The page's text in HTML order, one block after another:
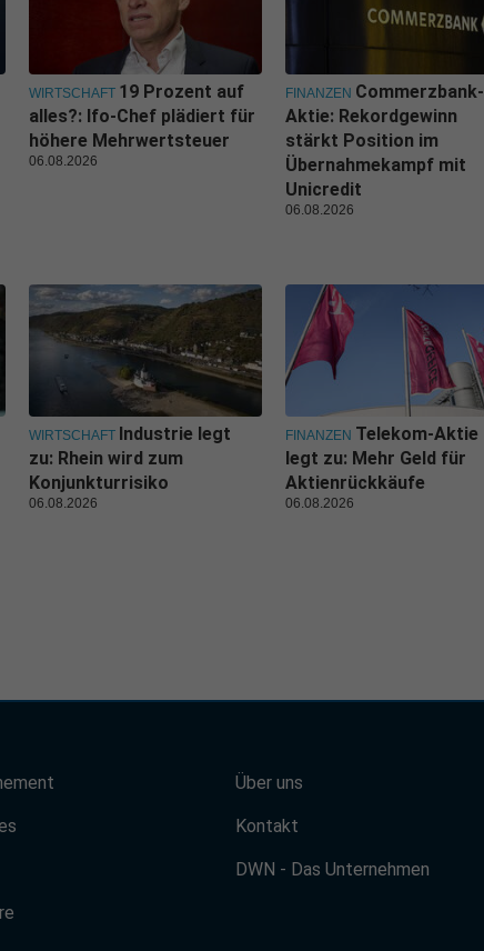
WIRTSCHAFT 19 Prozent auf
alles?: Ifo-Chef plädiert für
höhere Mehrwertsteuer
06.08.2026
FINANZEN Commerzbank-
Aktie: Rekordgewinn
stärkt Position im
Übernahmekampf mit
Unicredit
06.08.2026
WIRTSCHAFT Industrie legt
zu: Rhein wird zum
Konjunkturrisiko
06.08.2026
FINANZEN Telekom-Aktie
legt zu: Mehr Geld für
Aktienrückkäufe
06.08.2026
Über uns
Kontakt
DWN - Das Unternehmen